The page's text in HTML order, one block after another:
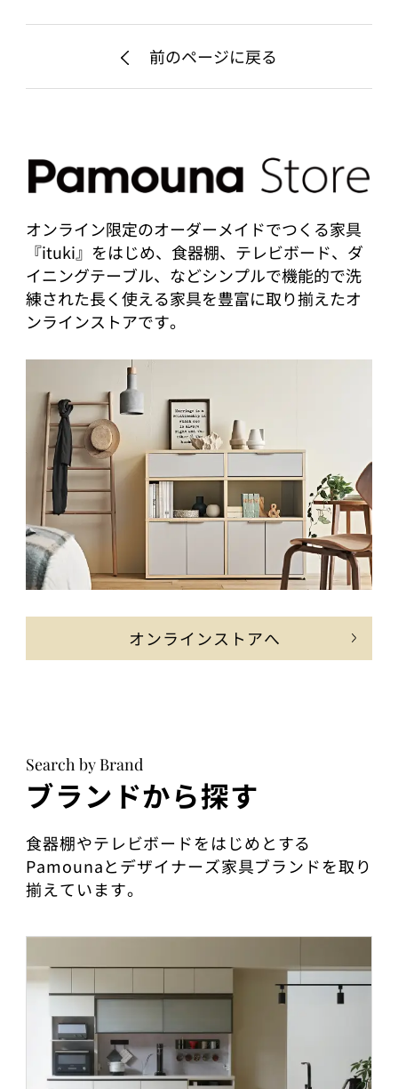
前のページに戻る
オンライン限定のオーダーメイドでつくる家具
『ituki』をはじめ、食器棚、テレビボード、ダ
イニングテーブル、などシンプルで機能的で洗
練された長く使える家具を豊富に取り揃えたオ
ンラインストアです。
オンラインストアへ
Search by Brand
ブランドから探す
食器棚やテレビボードをはじめとする
Pamounaとデザイナーズ家具ブランドを取り
揃えています。